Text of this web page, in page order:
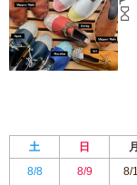
おすすめ＞
土 日 月
8/8
8/9 8/